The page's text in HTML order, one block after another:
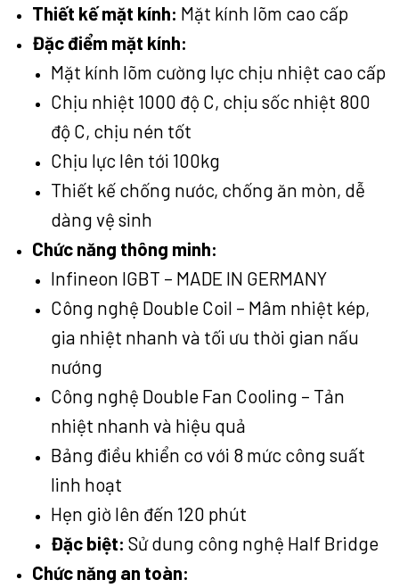
Thiết kế mặt kính: Mặt kính lõm cao cấp
Đặc điểm mặt kính:
Mặt kính lõm cường lực chịu nhiệt cao cấp
Chịu nhiệt 1000 độ C, chịu sốc nhiệt 800
độ C, chịu nén tốt
Chịu lực lên tới 100kg
Thiết kế chống nước, chống ăn mòn, dễ
dàng vệ sinh
Chức năng thông minh:
Infineon IGBT – MADE IN GERMANY
Công nghệ Double Coil – Mâm nhiệt kép,
gia nhiệt nhanh và tối ưu thời gian nấu
nướng
Công nghệ Double Fan Cooling – Tản
nhiệt nhanh và hiệu quả
Bảng điều khiển cơ với 8 mức công suất
linh hoạt
Hẹn giờ lên đến 120 phút
Đặc biệt: Sử dung công nghệ Half Bridge
Chức năng an toàn: